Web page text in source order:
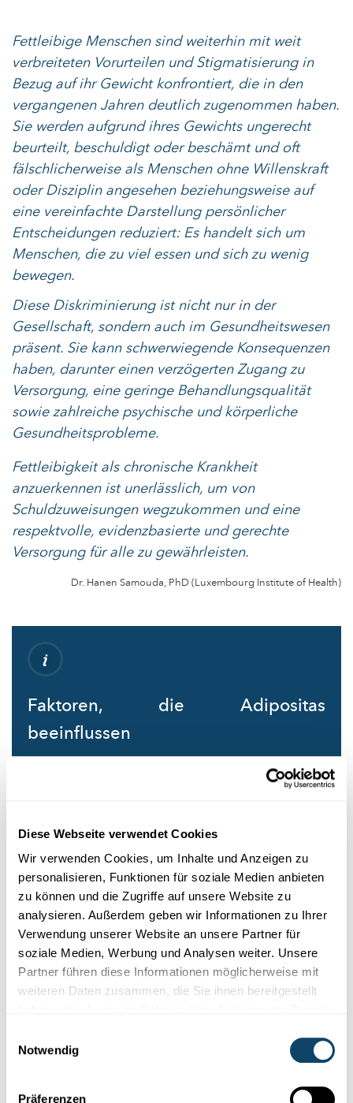
Diese Webseite verwendet Cookies
Wir verwenden Cookies, um Inhalte und Anzeigen zu
personalisieren, Funktionen für soziale Medien anbieten
zu können und die Zugriffe auf unsere Website zu
analysieren. Außerdem geben wir Informationen zu Ihrer
Verwendung unserer Website an unsere Partner für
soziale Medien, Werbung und Analysen weiter. Unsere
Partner führen diese Informationen möglicherweise mit
weiteren Daten zusammen, die Sie ihnen bereitgestellt
Notwendig
Präferenzen
Fettleibige Menschen sind weiterhin mit weit
verbreiteten Vorurteilen und Stigmatisierung in
Bezug auf ihr Gewicht konfrontiert, die in den
vergangenen Jahren deutlich zugenommen haben.
Sie werden aufgrund ihres Gewichts ungerecht
beurteilt, beschuldigt oder beschämt und oft
fälschlicherweise als Menschen ohne Willenskraft
oder Disziplin angesehen beziehungsweise auf
eine vereinfachte Darstellung persönlicher
Entscheidungen reduziert: Es handelt sich um
Menschen, die zu viel essen und sich zu wenig
bewegen.
Diese Diskriminierung ist nicht nur in der
Gesellschaft, sondern auch im Gesundheitswesen
präsent. Sie kann schwerwiegende Konsequenzen
haben, darunter einen verzögerten Zugang zu
Versorgung, eine geringe Behandlungsqualität
sowie zahlreiche psychische und körperliche
Gesundheitsprobleme.
Fettleibigkeit als chronische Krankheit
anzuerkennen ist unerlässlich, um von
Schuldzuweisungen wegzukommen und eine
respektvolle, evidenzbasierte und gerechte
Versorgung für alle zu gewährleisten.
Dr. Hanen Samouda, PhD (Luxembourg Institute of Health)
Faktoren, die Adipositas
beeinflussen
Adipositas wird durch eine Kombination von Faktoren
• Umweltfaktoren, darunter das Ernährungsumfeld, die
• psychosoziale Faktoren, darunter Vorurteile in Bezug auf
das Gewicht und Stigmatisierung,
• sozioökonomische Faktoren.
Es gibt also viele Menschen, die große Schwierigkeiten
haben, ihr Gewicht zu kontrollieren und ihre Gesundheit
zu verbessern.